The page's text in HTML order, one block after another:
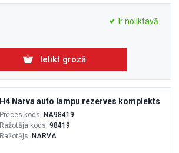
Ir noliktavā
Ielikt grozā
H4 Narva auto lampu rezerves komplekts
Preces kods: NA98419
Ražotāja kods: 98419
Ražotājs: NARVA